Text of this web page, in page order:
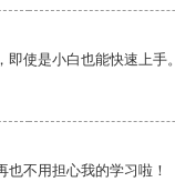
使是小白也能快速上手。
也不用担心我的学习啦！